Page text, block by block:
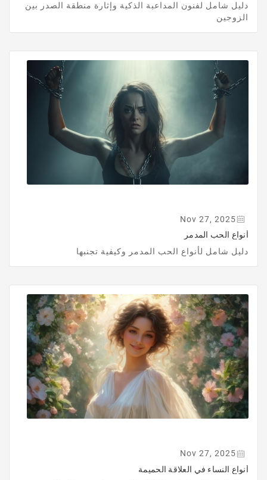
دليل شامل لفنون المداعبة الذكية وإثارة منطقة الصدر بين
الزوجين
Nov 27, 2025
أنواع الحب المدمر
دليل شامل لأنواع الحب المدمر وكيفية تجنبها
Nov 27, 2025
أنواع النساء في العلاقة الحميمة